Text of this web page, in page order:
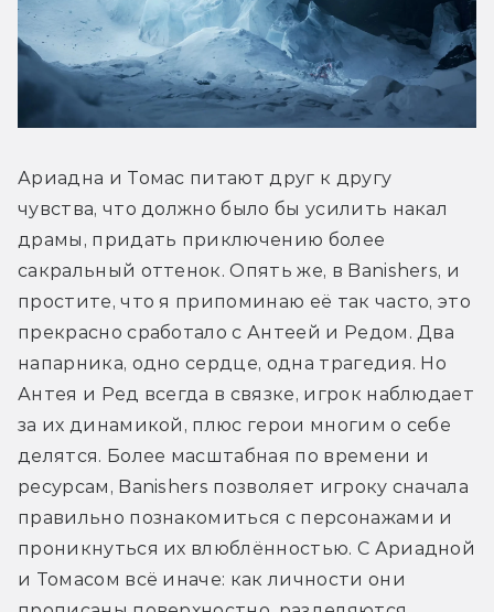
Ариадна и Томас питают друг к другу
чувства, что должно было бы усилить накал
драмы, придать приключению более
сакральный оттенок. Опять же, в Banishers, и
простите, что я припоминаю её так часто, это
прекрасно сработало с Антеей и Редом. Два
напарника, одно сердце, одна трагедия. Но
Антея и Ред всегда в связке, игрок наблюдает
за их динамикой, плюс герои многим о себе
делятся. Более масштабная по времени и
ресурсам, Banishers позволяет игроку сначала
правильно познакомиться с персонажами и
проникнуться их влюблённостью. С Ариадной
и Томасом всё иначе: как личности они